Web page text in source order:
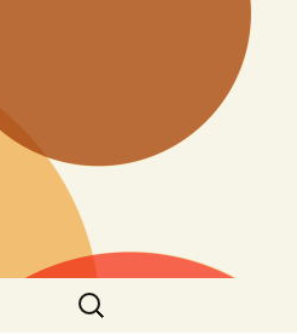
搜
尋